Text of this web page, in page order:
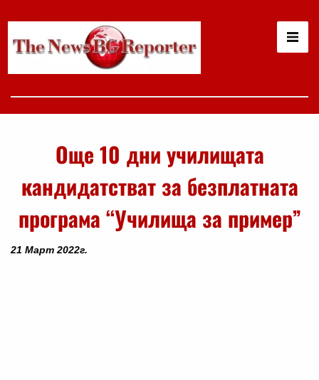
Още 10 дни училищата
кандидатстват за безплатната
програма “Училища за пример”
21 Март 2022г.